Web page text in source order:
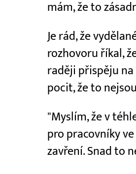
mám, že to
Je rád, že
rozhovoru říkal,
raději přispěju
pocit, že to
"Myslím, že v
pro pracovníky
zavření. Snad to